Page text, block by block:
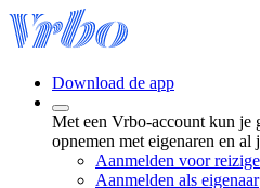
Download de app
Met een Vrbo-account kun je
opnemen met eigenaren en
Aanmelden voor
Aanmelden als eigenaar